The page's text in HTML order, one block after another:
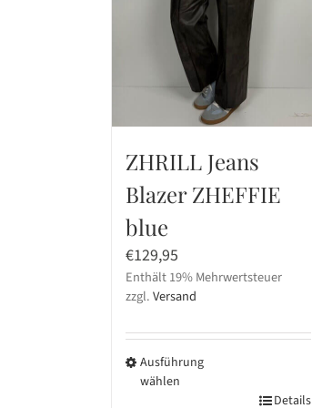
ZHRILL Jeans
Blazer ZHEFFIE
blue
€129,95
Enthält 19% Mehrwertsteuer
zzgl.Versand
Ausführung
wählen
Details